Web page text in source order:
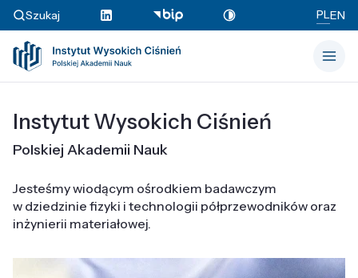
Szukaj PLEN
Instytut Wysokich Ciśnień
Polskiej Akademii Nauk
Jesteśmy wiodącym ośrodkiem badawczym
w dziedzinie fizyki i technologii półprzewodników oraz
inżynierii materiałowej.